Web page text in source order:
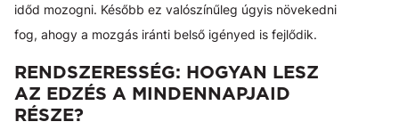
időd mozogni. Később ez valószínűleg úgyis növekedni
fog, ahogy a mozgás iránti belső igényed is fejlődik.
RENDSZERESSÉG: HOGYAN LESZ
AZ EDZÉS A MINDENNAPJAID
RÉSZE?